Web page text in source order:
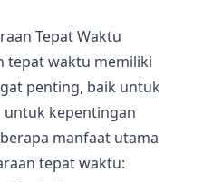
Tepat Waktu
tepat waktu memiliki
penting, baik untuk
kepentingan
manfaat utama
tepat waktu: